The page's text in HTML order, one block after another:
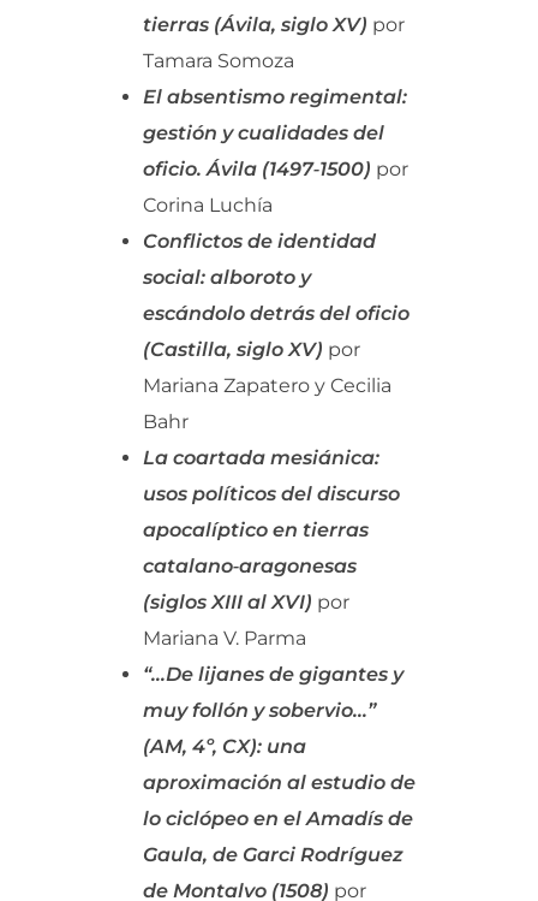
tierras (Ávila, siglo XV) por
Tamara Somoza
El absentismo regimental:
gestión y cualidades del
oficio. Ávila (1497‑1500) por
Corina Luchía
Conflictos de identidad
social: alboroto y
escándolo detrás del oficio
(Castilla, siglo XV) por
Mariana Zapatero y Cecilia
Bahr
La coartada mesiánica:
usos políticos del discurso
apocalíptico en tierras
catalano‑aragonesas
(siglos XIII al XVI) por
Mariana V. Parma
“…De lijanes de gigantes y
muy follón y sobervio…”
(AM, 4º, CX): una
aproximación al estudio de
lo ciclópeo en el Amadís de
Gaula, de Garci Rodríguez
de Montalvo (1508) por